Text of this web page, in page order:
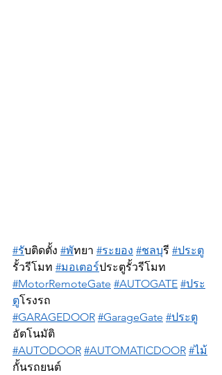
#รับติดตั้ง #พัทยา #ระยอง #ชลบุรี #ประต
รั้วรีโมท #มอเตอร์ประตูรั้วรีโมท
#MotorRemoteGate #AUTOGATE #ประ
ตูโรงรถ
#GARAGEDOOR #GarageGate #ประต
อัตโนมัติ
#AUTODOOR #AUTOMATICDOOR #ไม
กั้นรถยนต์